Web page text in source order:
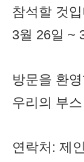
참석할 것
3월 26일 ~
방문을 환
우리의 부
연락처: 제